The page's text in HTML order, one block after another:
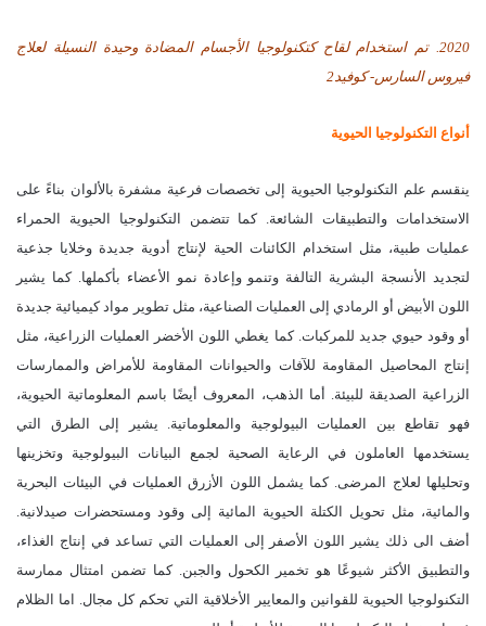
2020. تم استخدام لقاح كتكنولوجيا الأجسام المضادة وحيدة النسيلة لعلاج
فيروس السارس- كوفيد2
أنواع التكنولوجيا الحيوية
ينقسم علم التكنولوجيا الحيوية إلى تخصصات فرعية مشفرة بالألوان بناءً على
الاستخدامات والتطبيقات الشائعة. كما تتضمن التكنولوجيا الحيوية الحمراء
عمليات طبية، مثل استخدام الكائنات الحية لإنتاج أدوية جديدة وخلايا جذعية
لتجديد الأنسجة البشرية التالفة وتنمو وإعادة نمو الأعضاء بأكملها. كما يشير
اللون الأبيض أو الرمادي إلى العمليات الصناعية، مثل تطوير مواد كيميائية جديدة
أو وقود حيوي جديد للمركبات. كما يغطي اللون الأخضر العمليات الزراعية، مثل
إنتاج المحاصيل المقاومة للآفات والحيوانات المقاومة للأمراض والممارسات
الزراعية الصديقة للبيئة. أما الذهب، المعروف أيضًا باسم المعلوماتية الحيوية،
فهو تقاطع بين العمليات البيولوجية والمعلوماتية. يشير إلى الطرق التي
يستخدمها العاملون في الرعاية الصحية لجمع البيانات البيولوجية وتخزينها
وتحليلها لعلاج المرضى. كما يشمل اللون الأزرق العمليات في البيئات البحرية
والمائية، مثل تحويل الكتلة الحيوية المائية إلى وقود ومستحضرات صيدلانية.
أضف الى ذلك يشير اللون الأصفر إلى العمليات التي تساعد في إنتاج الغذاء،
والتطبيق الأكثر شيوعًا هو تخمير الكحول والجبن. كما تضمن امتثال ممارسة
التكنولوجيا الحيوية للقوانين والمعايير الأخلاقية التي تحكم كل مجال. اما الظلام